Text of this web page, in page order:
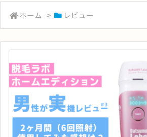
ホーム > レビュー